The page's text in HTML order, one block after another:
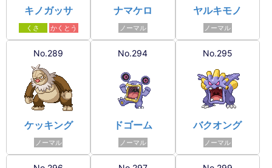
キノガッサ
くさ かくとう
ナマケロ
ノーマル
ヤルキモノ
ノーマル
No.289
ケッキング
ノーマル
No.294
ドゴーム
ノーマル
No.295
バクオング
ノーマル